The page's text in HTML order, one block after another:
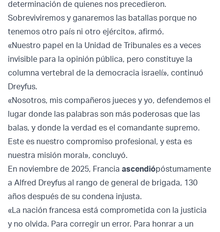
determinación de quienes nos precedieron.
Sobreviviremos y ganaremos las batallas porque no
tenemos otro país ni otro ejército», afirmó.
«Nuestro papel en la Unidad de Tribunales es a veces
invisible para la opinión pública, pero constituye la
columna vertebral de la democracia israelí», continuó
Dreyfus.
«Nosotros, mis compañeros jueces y yo, defendemos el
lugar donde las palabras son más poderosas que las
balas, y donde la verdad es el comandante supremo.
Este es nuestro compromiso profesional, y esta es
nuestra misión moral», concluyó.
En noviembre de 2025, Francia ascendiópóstumamente
a Alfred Dreyfus al rango de general de brigada, 130
años después de su condena injusta.
«La nación francesa está comprometida con la justicia
y no olvida. Para corregir un error. Para honrar a un